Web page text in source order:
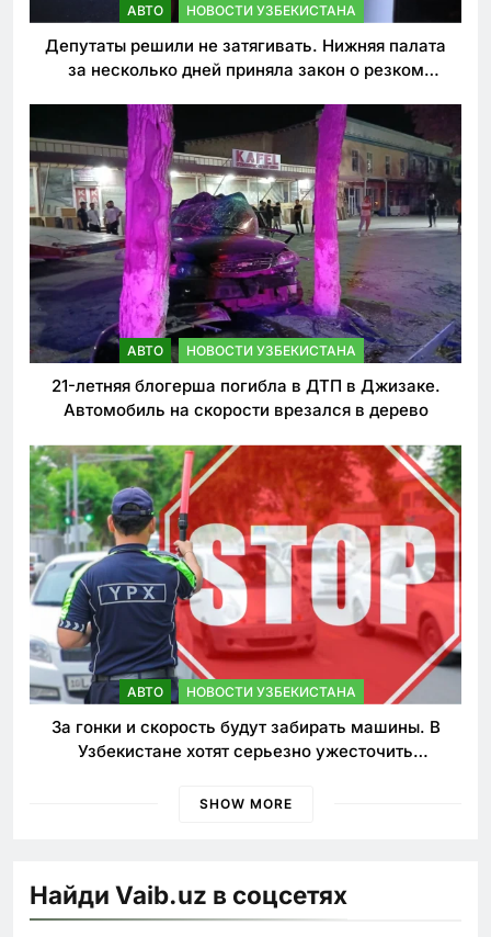
АВТО НОВОСТИ УЗБЕКИСТАНА
Депутаты решили не затягивать. Нижняя палата
за несколько дней приняла закон о резком
АВТО НОВОСТИ УЗБЕКИСТАНА
21-летняя блогерша погибла в ДТП в Джизаке.
Автомобиль на скорости врезался в дерево
АВТО НОВОСТИ УЗБЕКИСТАНА
За гонки и скорость будут забирать машины. В
Узбекистане хотят серьезно ужесточить
SHOW MORE
Найди Vaib.uz в соцсетях